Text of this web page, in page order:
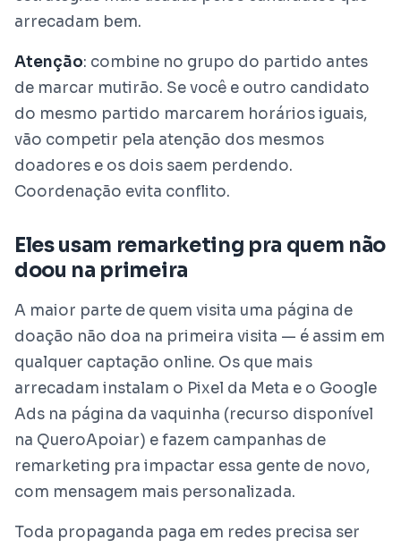
arrecadam bem.
Atenção: combine no grupo do partido antes
de marcar mutirão. Se você e outro candidato
do mesmo partido marcarem horários iguais,
vão competir pela atenção dos mesmos
doadores e os dois saem perdendo.
Coordenação evita conflito.
Eles usam remarketing pra quem não
doou na primeira
A maior parte de quem visita uma página de
doação não doa na primeira visita — é assim em
qualquer captação online. Os que mais
arrecadam instalam o Pixel da Meta e o Google
Ads na página da vaquinha (recurso disponível
na QueroApoiar) e fazem campanhas de
remarketing pra impactar essa gente de novo,
com mensagem mais personalizada.
Toda propaganda paga em redes precisa ser